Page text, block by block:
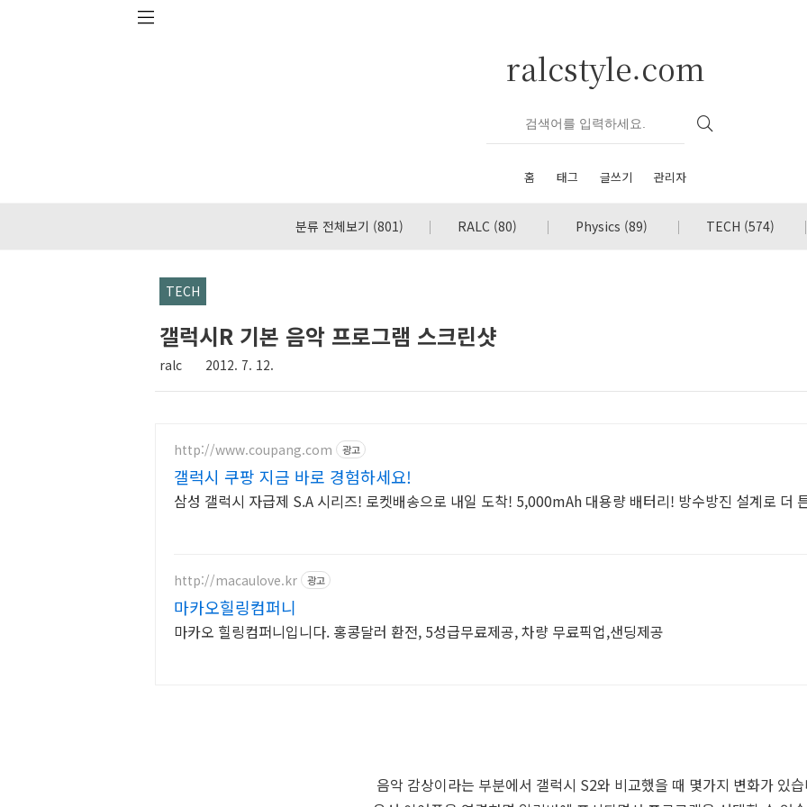
ralcstyle.com
홈 태그 글쓰기 관리자
분류 전체보기 (801) RALC (80) Physics (89) TECH (574)
TECH
갤럭시R 기본 음악 프로그램 스크린샷
ralc 2012. 7. 12.
http://www.coupang.com 광고
갤럭시 쿠팡 지금 바로 경험하세요!
삼성 갤럭시 자급제 S.A 시리즈! 로켓배송으로 내일 도착! 5,000mAh 대용량 배터리! 방수방진 설계로 더
http://macaulove.kr 광고
마카오힐링컴퍼니
마카오 힐링컴퍼니입니다. 홍콩달러 환전, 5성급무료제공, 차량 무료픽업,샌딩제공
음악 감상이라는 부분에서 갤럭시 S2와 비교했을 때 몇가지 변화가 있